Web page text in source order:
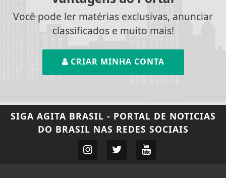
Você pode ler matérias exclusivas, anunciar
classificados e muito mais!
CRIAR MINHA CONTA
SIGA AGITA BRASIL - PORTAL DE NOTICIAS
DO BRASIL NAS REDES SOCIAIS